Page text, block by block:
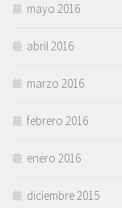
mayo 2016
abril 2016
marzo 2016
febrero 2016
enero 2016
diciembre 2015